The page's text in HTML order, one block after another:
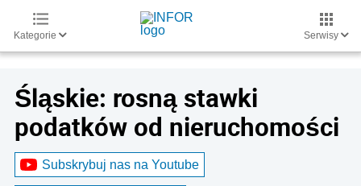
Kategorie Serwisy
Śląskie: rosną stawki
podatków od nieruchomości
Subskrybuj nas na Youtube